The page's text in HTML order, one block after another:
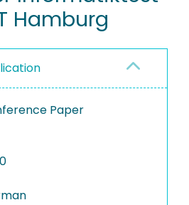
Hamburg
Paper